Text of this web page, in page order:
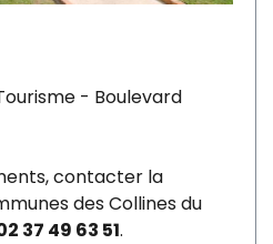
- Boulevard
contacter la
des Collines du
37 49 63 51.